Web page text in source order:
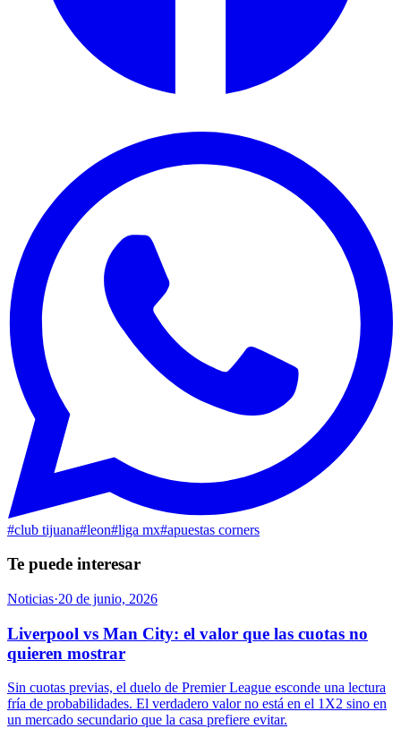
#club tijuana#leon#liga mx#apuestas corners
Te puede interesar
Noticias·20 de junio, 2026
Liverpool vs Man City: el valor que las cuotas no
quieren mostrar
Sin cuotas previas, el duelo de Premier League esconde una lectura
fría de probabilidades. El verdadero valor no está en el 1X2 sino en
un mercado secundario que la casa prefiere evitar.